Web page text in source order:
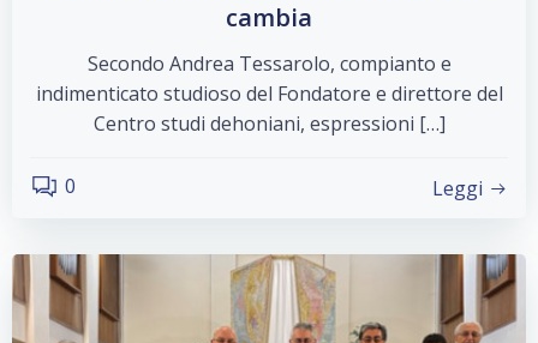
cambia
Secondo Andrea Tessarolo, compianto e
indimenticato studioso del Fondatore e direttore del
Centro studi dehoniani, espressioni […]
0 Leggi